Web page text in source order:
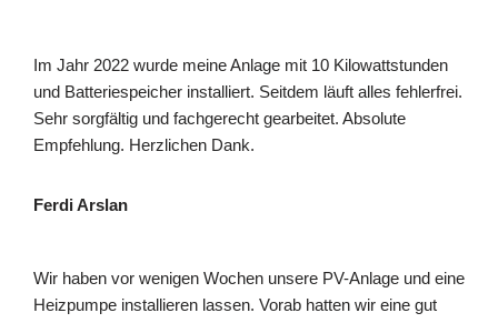
Im Jahr 2022 wurde meine Anlage mit 10 Kilowattstunden
und Batteriespeicher installiert. Seitdem läuft alles fehlerfrei.
Sehr sorgfältig und fachgerecht gearbeitet. Absolute
Empfehlung. Herzlichen Dank.
Ferdi Arslan
Wir haben vor wenigen Wochen unsere PV-Anlage und eine
Heizpumpe installieren lassen. Vorab hatten wir eine gut